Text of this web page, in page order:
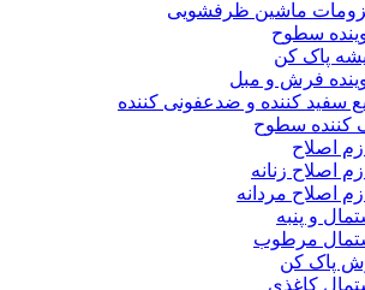
ماشین ظرفشویی
سطوح
پاک کن
فرش و مبل
سفید کننده و ضدعفونی کننده
کننده سطوح
اصلاح
اصلاح زنانه
اصلاح مردانه
و پنبه
مرطوب
پاک کن
کاغذی